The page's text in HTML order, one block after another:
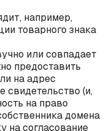
например,
товарного знака
или совпадает
предоставить
на адрес
свидетельство (и,
на право
домена
на согласование